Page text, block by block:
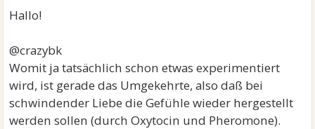
Hallo!
@crazybk
Womit ja tatsächlich schon etwas experimentiert
wird, ist gerade das Umgekehrte, also daß bei
schwindender Liebe die Gefühle wieder hergestellt
werden sollen (durch Oxytocin und Pheromone).